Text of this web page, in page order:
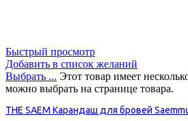
Быстрый просмотр
Добавить в список желаний
Выбрать ... Этот товар имеет
можно выбрать на странице товара.
THE SAEM Карандаш для бровей